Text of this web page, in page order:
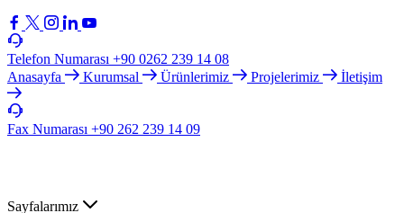
Telefon Numarası +90 0262 239 14 08
Anasayfa
Kurumsal Ürünlerimiz Projelerimiz İletişim
Fax Numarası +90 262 239 14 09
Sayfalarımız